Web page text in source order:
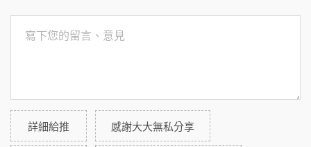
詳細給推 感謝大大無私分享